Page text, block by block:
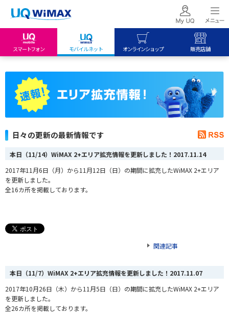
スマートフォン モバイルネット オンラインショップ 販売店舗
My UQ mobile
UQ mobile
UQ WiMAX
UQ WiMAX
日々の更新の最新情報です
本日（11/14）WiMAX 2+エリア拡充情報を更新しました！ 2017.11.14
2017年11月6日（月）から11月12日（日）の期間に拡充したWiMAX 2+エリア
を更新しました。
全16カ所を掲載しております。
関連記事
本日（11/7）WiMAX 2+エリア拡充情報を更新しました！ 2017.11.07
2017年10月26日（木）から11月5日（日）の期間に拡充したWiMAX 2+エリア
を更新しました。
全26カ所を掲載しております。